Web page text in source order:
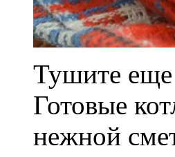
Тушите еще
Готовые
нежной